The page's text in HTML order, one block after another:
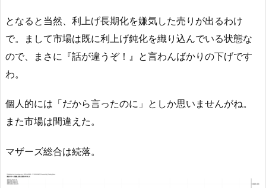
となると当然、利上げ長期化を嫌気した売りが出るわけ
で。まして市場は既に利上げ鈍化を織り込んでいる状態な
ので、まさに『話が違うぞ！』と言わんばかりの下げです
わ。
個人的には「だから言ったのに」としか思いませんがね。
また市場は間違えた。
マザーズ総合は続落。